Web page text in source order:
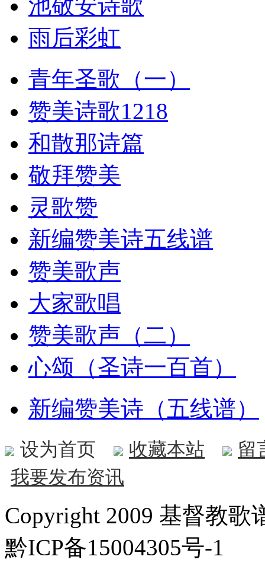
池敬安诗歌
雨后彩虹
青年圣歌（一）
赞美诗歌1218
和散那诗篇
敬拜赞美
灵歌赞
新编赞美诗五线谱
赞美歌声
大家歌唱
赞美歌声（二）
心颂（圣诗一百首）
新编赞美诗（五线谱）
设为首页 收藏本站
留
我要发布资讯
Copyright 2009 基督教歌
黔ICP备15004305号-1